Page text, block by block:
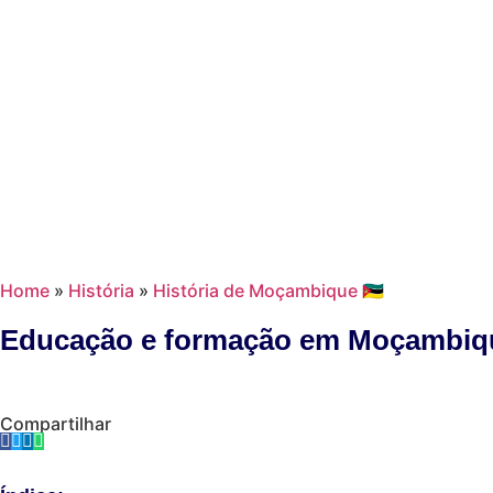
Home » História » História de Moçambique 🇲🇿
Educação e formação em
Compartilhar